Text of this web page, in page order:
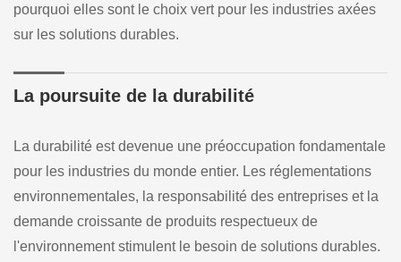
pourquoi elles sont le choix vert pour les industries axées
sur les solutions durables.
La poursuite de la durabilité
La durabilité est devenue une préoccupation fondamentale
pour les industries du monde entier. Les réglementations
environnementales, la responsabilité des entreprises et la
demande croissante de produits respectueux de
l'environnement stimulent le besoin de solutions durables.